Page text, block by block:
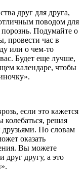
друг для друга,
поводом для
Подумайте о
провести час в
или о чем-то
Будет еще лучше,
календаре, чтобы
если это кажется
решая
По словам
оказать
Вы можете
друг другу, а это